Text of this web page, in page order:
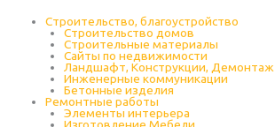
Строительство, благоустройство
Строительство домов
Строительные материалы
Сайты по недвижимости
Ландшафт, Конструкции, Демонтаж
Инженерные коммуникации
Бетонные изделия
Ремонтные работы
Элементы интерьера